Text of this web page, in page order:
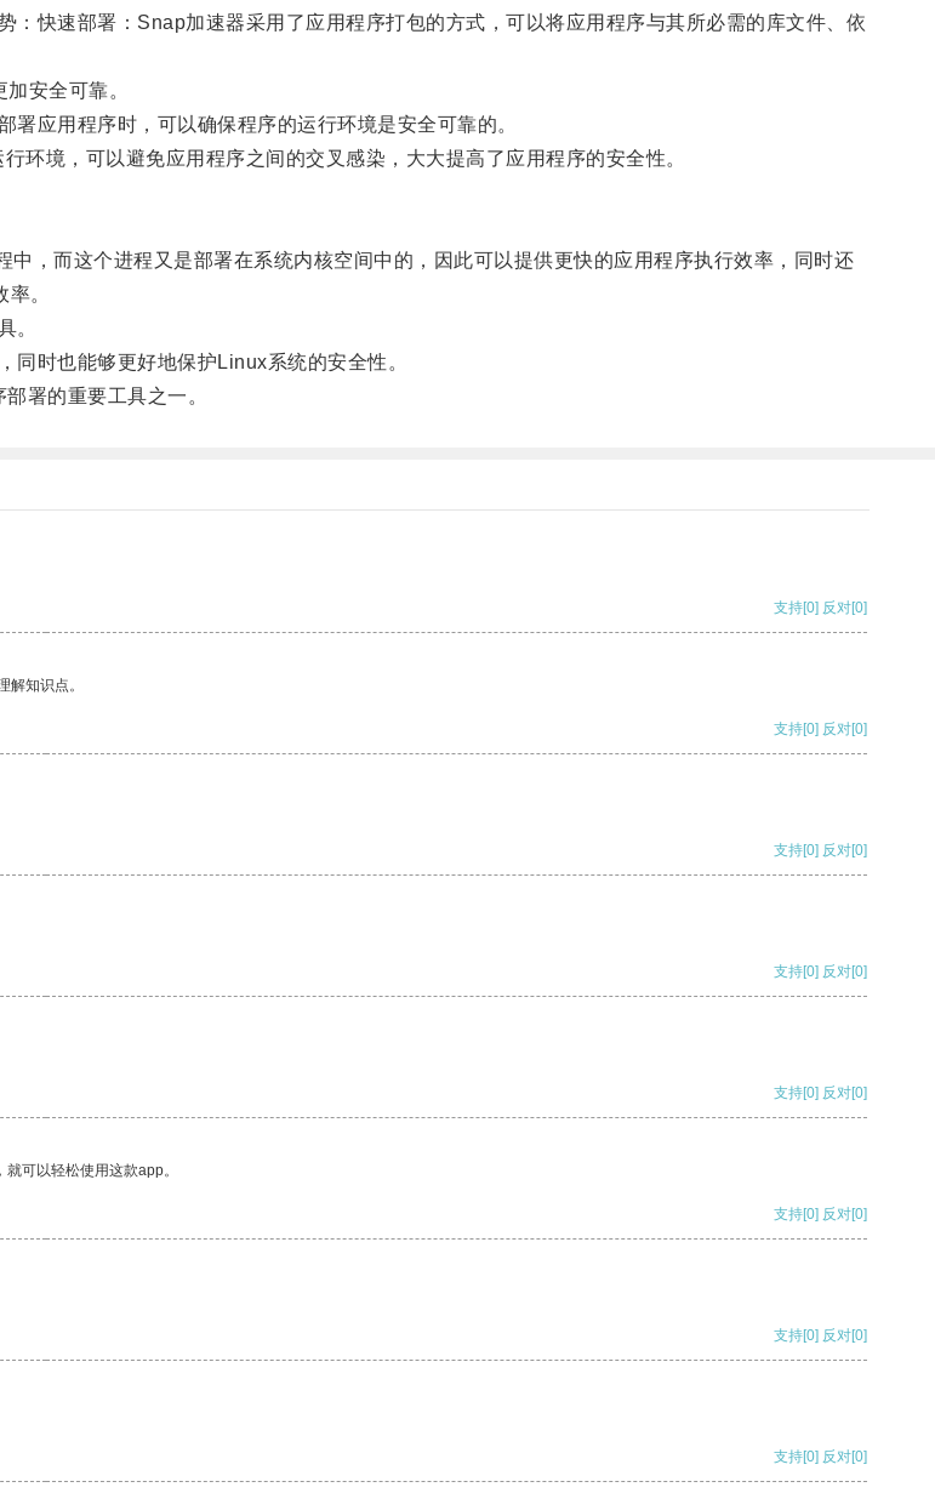
快速部署：Snap加速器采用了应用程序打包的方式，可以将应用程序与其所必需的库文件、依
安全可靠。
应用程序时，可以确保程序的运行环境是安全可靠的。
境，可以避免应用程序之间的交叉感染，大大提高了应用程序的安全性。
而这个进程又是部署在系统内核空间中的，因此可以提供更快的应用程序执行效率，同时还
。
。
时也能够更好地保护Linux系统的安全性。
署的重要工具之一。
支持[0] 反对[0]
知识点。
支持[0] 反对[0]
支持[0] 反对[0]
支持[0] 反对[0]
支持[0] 反对[0]
可以轻松使用这款app。
支持[0] 反对[0]
支持[0] 反对[0]
支持[0] 反对[0]